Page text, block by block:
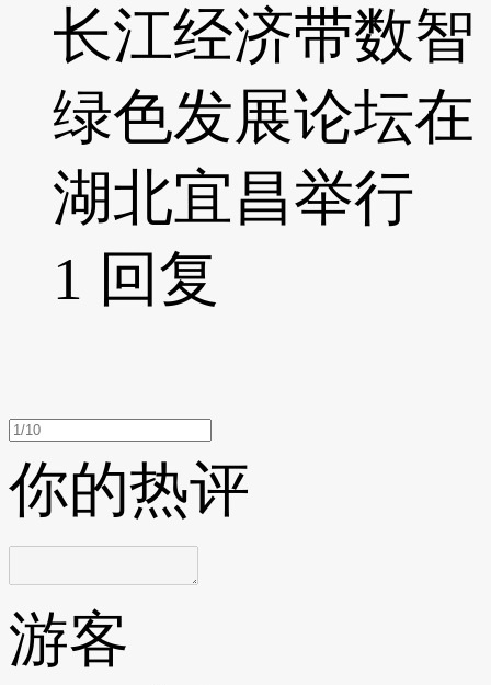
长江经济带数智
绿色发展论坛在
湖北宜昌举行
1 回复
你的热评
游客